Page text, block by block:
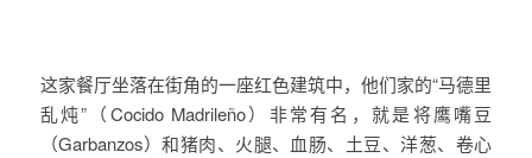
这家餐厅坐落在街角的一座红色建筑中，他们家的“马德里
乱炖”（Cocido Madrileño）非常有名，就是将鹰嘴豆
（Garbanzos）和猪肉、火腿、血肠、土豆、洋葱、卷心